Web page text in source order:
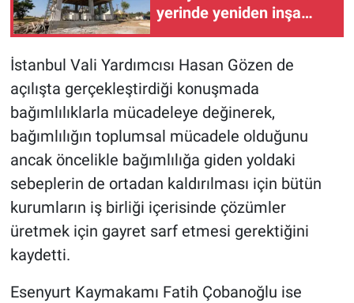
yerinde yeniden inşa
İstanbul Vali Yardımcısı Hasan Gözen de
açılışta gerçekleştirdiği konuşmada
bağımlılıklarla mücadeleye değinerek,
bağımlılığın toplumsal mücadele olduğunu
ancak öncelikle bağımlılığa giden yoldaki
sebeplerin de ortadan kaldırılması için bütün
kurumların iş birliği içerisinde çözümler
üretmek için gayret sarf etmesi gerektiğini
kaydetti.
Esenyurt Kaymakamı Fatih Çobanoğlu ise